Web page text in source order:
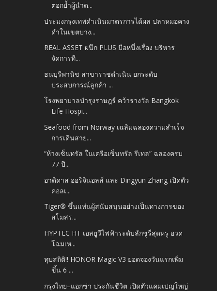
ตอกย้ำผู้นำด...
ประมงกรุงเทพดำเนินมาตรการได้ผล ปลาหมอคาง
ดำในเขตบาง...
REAL ASSET ผนึก PLUS มือหนึ่งเรื่อง บริหาร
จัดการที...
ธนบุรีพานิช สาขาราชดำเนิน ยกระดับ
ประสบการณ์ลูกค้า ...
โรงพยาบาลบำรุงราษฎร์ คว้ารางวัล Bangkok
Life Hospi...
Seafood from Norway เฉลิมฉลองความสำเร็จ
การเดินสาย...
“ห้างเซ็นทรัล ในเครือเซ็นทรัล รีเทล” ฉลองครบ
77 ปี...
อาดิดาส ออริจินอลส์ และ Dingyun Zhang เปิดตัว
คอลเ...
Tiger® ขึ้นแท่นผู้สนับสนุนอย่างเป็นทางการของ
สโมสร...
HYPTEC HT เอสยูวีไฟฟ้าระดับลักชูรี่สุดหรู อวด
โฉมเห...
ทุบสถิติ!! HONOR Magic V3 ยอดจองวันแรกเพิ่ม
ขึ้น 6 ...
กรุงไทย–แอกซ่า ประกันชีวิต เปิดตัวแคมเปญใหญ่